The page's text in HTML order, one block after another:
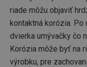
riade môžu objaviť
kontaktná korózia. Po
dvierka umývačky čo
Korózia môže byť na
výrobku, pre